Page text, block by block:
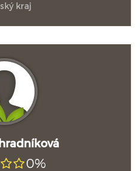
kraj
0%